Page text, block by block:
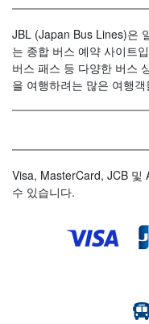
JBL (Japan Bus Lines)은
는 종합 버스 예약 사이트
버스 패스 등 다양한 버스
을 여행하려는 많은 여행
Visa, MasterCard, JCB 및
수 있습니다.